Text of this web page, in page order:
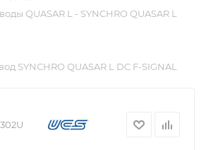
QUASAR L - SYNCHRO QUASAR L
SYNCHRO QUASAR L DC F-SIGNAL